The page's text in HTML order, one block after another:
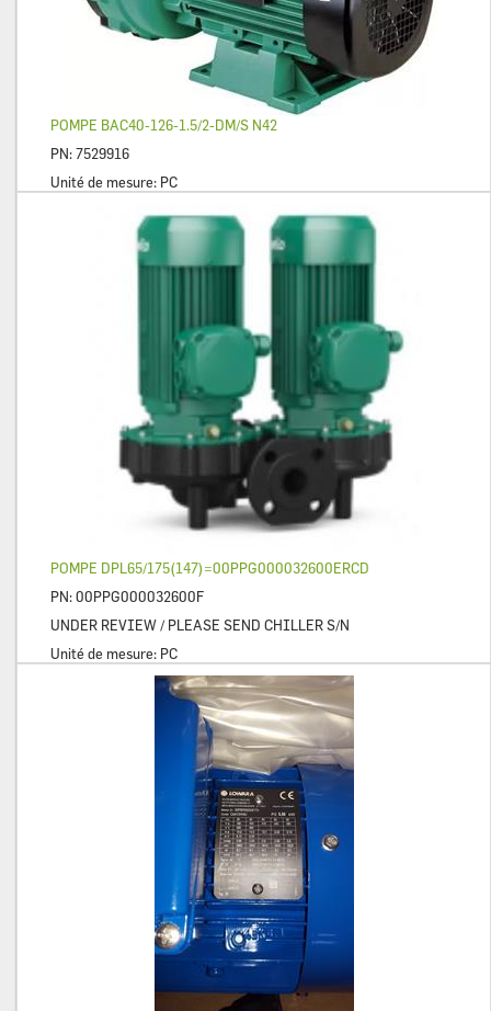
POMPE BAC40-126-1.5/2-DM/S N42
PN:7529916
Unité de mesure: PC
POMPE DPL65/175(147)=00PPG000032600ERCD
PN:00PPG000032600F
UNDER REVIEW / PLEASE SEND CHILLER S/N
Unité de mesure: PC